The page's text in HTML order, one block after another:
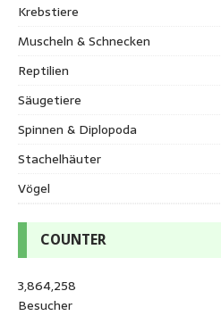
Krebstiere
Muscheln & Schnecken
Reptilien
Säugetiere
Spinnen & Diplopoda
Stachelhäuter
Vögel
COUNTER
3,864,258
Besucher